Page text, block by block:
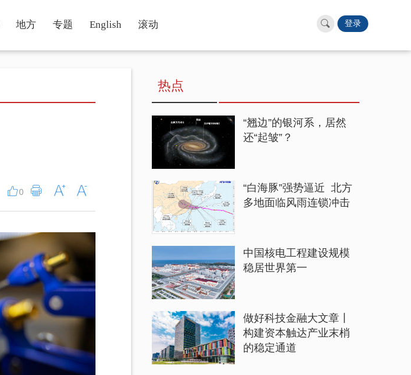
地方 专题 English 滚动 登录
0
热点
“翘边”的银河系，居然
还“起皱”？
“白海豚”强势逼近 北方
多地面临风雨连锁冲击
中国核电工程建设规模
稳居世界第一
做好科技金融大文章丨
构建资本触达产业末梢
的稳定通道